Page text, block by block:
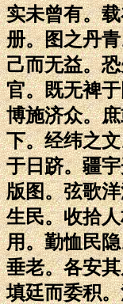
实未曾有。
册。图之丹
己而无益。
官。既无裨
博施济众。
下。经纬之
于日跻。疆
版图。弦歌
生民。收拾
用。勤恤民
垂老。各安
填廷而委积